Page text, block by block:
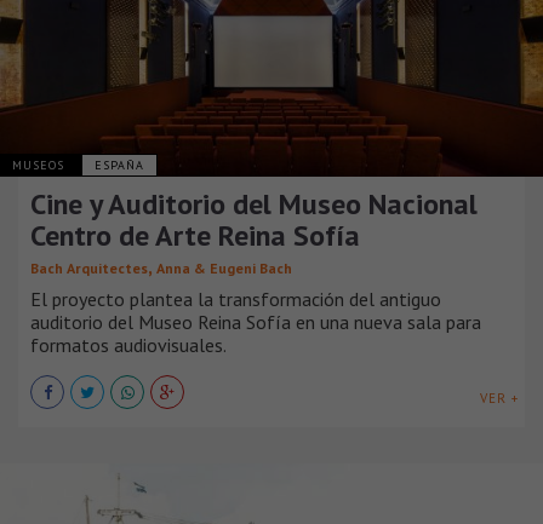
MUSEOS ESPAÑA
Cine y Auditorio del Museo Nacional
Centro de Arte Reina Sofía
Bach Arquitectes, Anna & Eugeni Bach
El proyecto plantea la transformación del antiguo
auditorio del Museo Reina Sofía en una nueva sala para
formatos audiovisuales.
VER +